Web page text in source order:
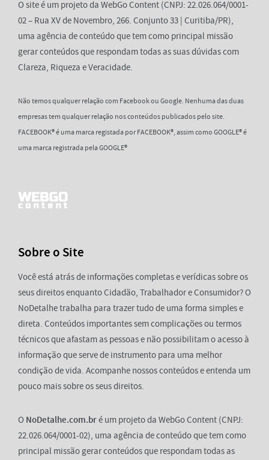
O site é um projeto da WebGo Content (CNPJ: 22.026.064/0001-
02 – Rua XV de Novembro, 266. Conjunto 33 | Curitiba/PR),
uma agência de conteúdo que tem como principal missão
gerar conteúdos que respondam todas as suas dúvidas com
Clareza, Riqueza e Veracidade.
Não temos qualquer relação com Facebook ou Google. Nenhuma das duas
empresas tem qualquer relação nos conteúdos publicados pelo site.
FACEBOOK® é uma marca registada por FACEBOOK®, assim como GOOGLE® é
uma marca registrada pela GOOGLE®
Sobre o Site
Você está atrás de informações completas e verídicas sobre os
seus direitos enquanto Cidadão, Trabalhador e Consumidor? O
NoDetalhe trabalha para trazer tudo de uma forma simples e
direta. Conteúdos importantes sem complicações ou termos
técnicos que afastam as pessoas e não possibilitam o acesso à
informação que serve de instrumento para uma melhor
condição de vida. Acompanhe nossos conteúdos e entenda um
pouco mais sobre os seus direitos.
O NoDetalhe.com.bré um projeto da WebGo Content (CNPJ:
22.026.064/0001-02), uma agência de conteúdo que tem como
principal missão gerar conteúdos que respondam todas as